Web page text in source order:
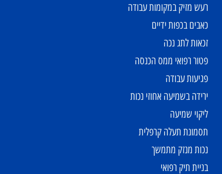
רעש מזיק במקומות עבודה
כאבים בכפות ידיים
זכאות לתג נכה
פטור רפואי ממס הכנסה
פגיעות עבודה
ירידה בשמיעה אחוזי נכות
ליקוי שמיעה
תסמונת תעלה קרפלית
נכות מנזק מתמשך
בניית תיק רפואי